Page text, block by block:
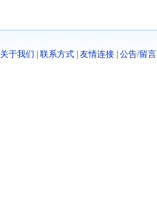
关于我们 联系方式 友情连接 公告/留言